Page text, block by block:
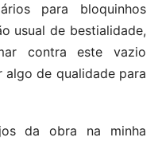
para bloquinhos
usual de bestialidade,
contra este vazio
de qualidade para
da obra na minha